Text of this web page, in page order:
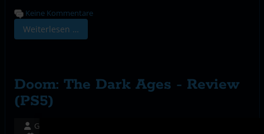
Keine Kommentare
Weiterlesen …
Doom: The Dark Ages - Review
(PS5)
Geschrieben von: